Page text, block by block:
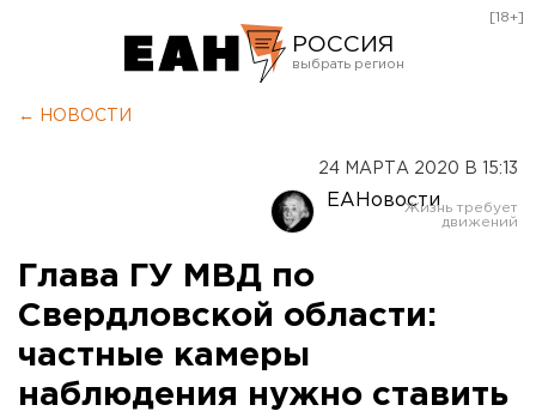
РОССИЯ
Оренбург
[18+]
← НОВОСТИ
24 МАРТА 2020 В 15:13
ЕАНовости
Глава ГУ МВД по
Свердловской области:
частные камеры
наблюдения нужно ставить